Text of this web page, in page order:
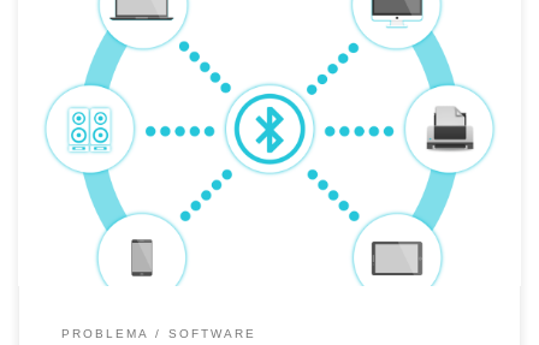
Come risolvere i problemi di connessione bluetooth del PC con
una periferica. Soluzione ai problemi di connessione bluetooth
alle periferiche
PROBLEMA SOFTWARE